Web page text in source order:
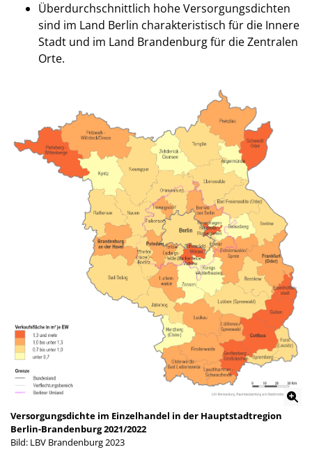
Überdurchschnittlich hohe Versorgungsdichten
sind im Land Berlin charakteristisch für die Innere
Stadt und im Land Brandenburg für die Zentralen
Orte.
Versorgungsdichte im Einzelhandel in der Hauptstadtregion
Berlin-Brandenburg 2021/2022
Bild: LBV Brandenburg 2023